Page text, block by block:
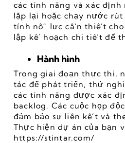
các tính năng và xác định
lặp lại hoặc chạy nước
tính nỗ lực cần thiết cho
lập kế hoạch chi tiết để
Hành hình
Trong giai đoạn thực thi,
tác để phát triển, thử
các tính năng được xác
backlog. Các cuộc họp
đảm bảo sự liên kết và
Thực hiện dự án của bạn
https://stintar.com/